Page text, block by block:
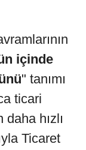
içinde
" tanımı
ticari
hızlı
Ticaret